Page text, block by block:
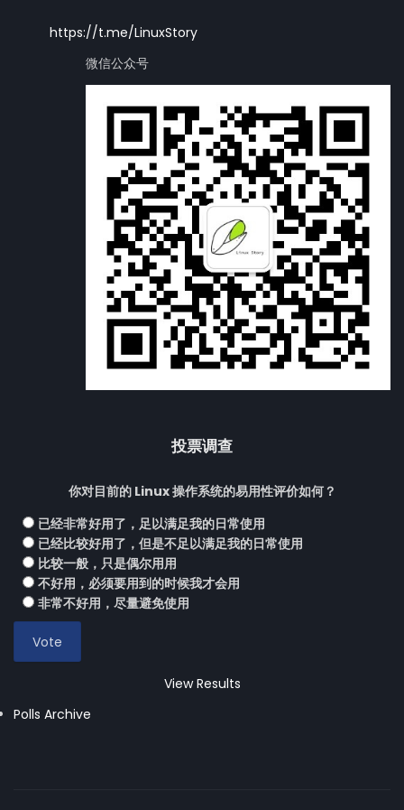
https://t.me/LinuxStory
微信公众号
投票调查
你对目前的 Linux 操作系统的易用性评价如何？
已经非常好用了，足以满足我的日常使用
已经比较好用了，但是不足以满足我的日常使用
比较一般，只是偶尔用用
不好用，必须要用到的时候我才会用
非常不好用，尽量避免使用
View Results
Polls Archive